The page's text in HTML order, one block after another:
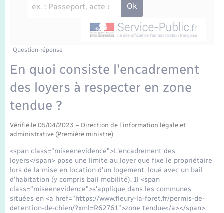
Etat-civil - Papiers - Citoyenneté
Parrainage civil
Recensement
Concessions funéraires
Nouvel habitant
Numérique
Organisation d’événement
Sécurité - Prévention
Seniors
Transports scolaires
Travaux - Autorisation d’occupation de l’espace
Plan interactif
La Communauté de communes
Question-réponse
En quoi consiste l'encadrement
des loyers à respecter en zone
tendue ?
Vérifié le 05/04/2023 – Direction de l'information légale et
administrative (Première ministre)
<span class="miseenevidence">L'encadrement des
loyers</span> pose une limite au loyer que fixe le propriétaire
lors de la mise en location d'un logement, loué avec un bail
d'habitation (y compris bail mobilité). Il <span
class="miseenevidence">s'applique dans les communes
situées en <a href="https://www.fleury-la-foret.fr/permis-de-
detention-de-chien/?xml=R62761">zone tendue</a></span>.